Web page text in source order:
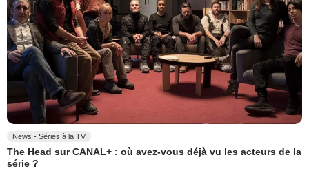
News - Séries à la TV
The Head sur CANAL+ : où avez-vous déjà vu les acteurs de la
série ?